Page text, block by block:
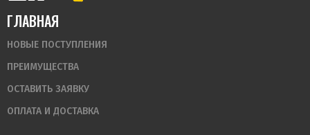
ГЛАВНАЯ
НОВЫЕ ПОСТУПЛЕНИЯ
ПРЕИМУЩЕСТВА
ОСТАВИТЬ ЗАЯВКУ
ОПЛАТА И ДОСТАВКА